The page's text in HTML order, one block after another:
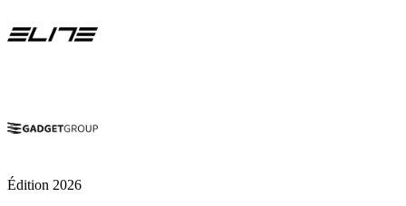
Édition 2026